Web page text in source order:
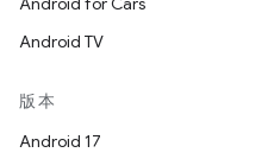
Android TV
版本
Android 17